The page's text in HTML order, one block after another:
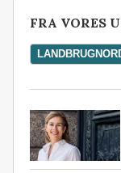
FRA VORES